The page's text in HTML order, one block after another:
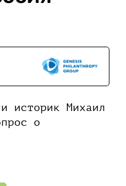
историк Михаил
о